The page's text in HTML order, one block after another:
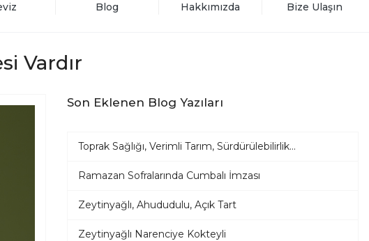
Blog Hakkımızda Bize Ulaşın
Vardır
Son Eklenen Blog Yazıları
Toprak Sağlığı, Verimli Tarım, Sürdürülebilirlik...
Ramazan Sofralarında Cumbalı İmzası
Zeytinyağlı, Ahududulu, Açık Tart
Zeytinyağlı Narenciye Kokteyli